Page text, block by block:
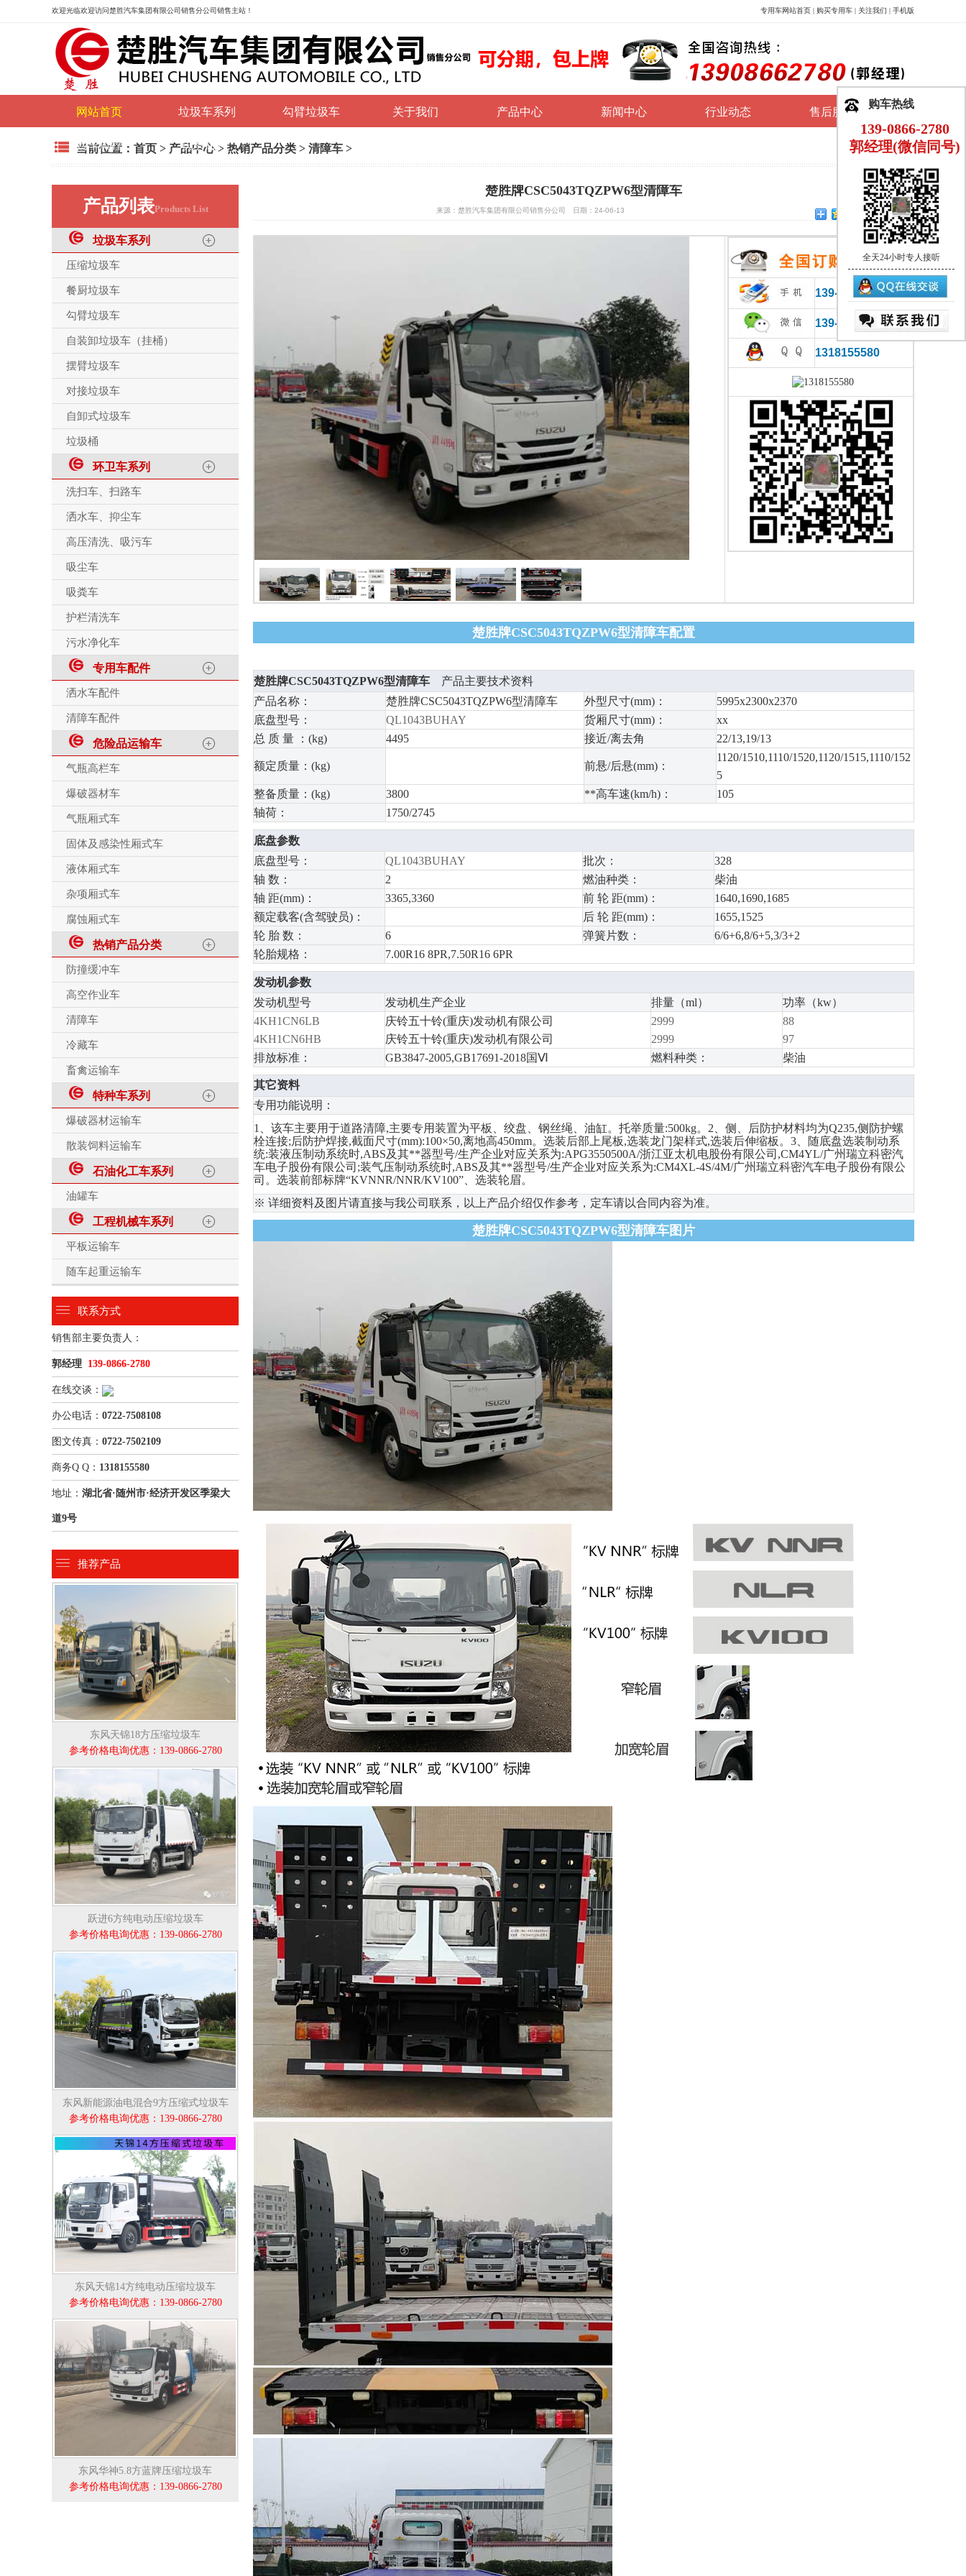
欢迎光临欢迎访问楚胜汽车集团有限公司销售分公司销售主站！ 专用车网站首页 | 购买专用车 | 关注我们 | 手机版
网站首页 垃圾车系列 勾臂垃圾车 关于我们 产品中心 新闻中心 行业动态 售后服务
购车流程 联系我们
当前位置： 首页 > 产品中心> 热销产品分类 > 清障车 >
产品列表Products List
垃圾车系列
压缩垃圾车
餐厨垃圾车
勾臂垃圾车
自装卸垃圾车（挂桶）
摆臂垃圾车
对接垃圾车
自卸式垃圾车
垃圾桶
环卫车系列
洗扫车、扫路车
洒水车、抑尘车
高压清洗、吸污车
吸尘车
吸粪车
护栏清洗车
污水净化车
专用车配件
洒水车配件
清障车配件
危险品运输车
气瓶高栏车
爆破器材车
气瓶厢式车
固体及感染性厢式车
液体厢式车
杂项厢式车
腐蚀厢式车
热销产品分类
防撞缓冲车
高空作业车
清障车
冷藏车
畜禽运输车
特种车系列
爆破器材运输车
散装饲料运输车
石油化工车系列
油罐车
工程机械车系列
平板运输车
随车起重运输车
联系方式
销售部主要负责人：
郭经理 139-0866-2780
在线交谈：
办公电话： 0722-7508108
图文传真： 0722-7502109
商务Q Q： 1318155580
地址： 湖北省·随州市·经济开发区季梁大
道9号
推荐产品
东风天锦18方压缩垃圾车
参考价格电询优惠：139-0866-2780
跃进6方纯电动压缩垃圾车
参考价格电询优惠：139-0866-2780
东风新能源油电混合9方压缩式垃圾车
参考价格电询优惠：139-0866-2780
东风天锦14方纯电动压缩垃圾车
参考价格电询优惠：139-0866-2780
东风华神5.8方蓝牌压缩垃圾车
参考价格电询优惠：139-0866-2780
楚胜牌CSC5043TQZPW6型清障车
来源：楚胜汽车集团有限公司销售分公司 日期：24-06-13
139-0866-2780
139-0866-2780
1318155580
楚胜牌CSC5043TQZPW6型清障车配置
楚胜牌CSC5043TQZPW6型清障车 产品主要技术资料
产品名称：
楚胜牌CSC5043TQZPW6型清障车 外型尺寸(mm)：
5995x2300x2370
底盘型号：
QL1043BUHAY 货厢尺寸(mm)：
xx
总 质 量 ：(kg)
4495 接近/离去角 22/13,19/13
额定质量：(kg) 前悬/后悬(mm)：
1120/1510,1110/1520,1120/1515,1110/152
5
整备质量：(kg)
3800 **高车速(km/h)：
105
轴荷：
1750/2745
底盘参数
底盘型号：
QL1043BUHAY 批次：
328
轴 数：
2 燃油种类：
柴油
轴 距(mm)：
3365,3360 前 轮 距(mm)：
1640,1690,1685
额定载客(含驾驶员)：
后 轮 距(mm)：
1655,1525
轮 胎 数：
6 弹簧片数：
6/6+6,8/6+5,3/3+2
轮胎规格：
7.00R16 8PR,7.50R16 6PR
发动机参数
发动机型号
发动机生产企业 排量（ml）
功率（kw）
4KH1CN6LB
4KH1CN6HB
庆铃五十铃(重庆)发动机有限公司
庆铃五十铃(重庆)发动机有限公司
2999
2999
88
97
排放标准：
GB3847-2005,GB17691-2018国Ⅵ 燃料种类： 柴油
其它资料
专用功能说明：
1、该车主要用于道路清障,主要专用装置为平板、绞盘、钢丝绳、油缸。托举质量:500kg。2、侧、后防护材料均为Q235,侧防护螺
栓连接;后防护焊接,截面尺寸(mm):100×50,离地高450mm。选装后部上尾板,选装龙门架样式,选装后伸缩板。3、随底盘选装制动系
统:装液压制动系统时,ABS及其**器型号/生产企业对应关系为:APG3550500A/浙江亚太机电股份有限公司,CM4YL/广州瑞立科密汽
车电子股份有限公司;装气压制动系统时,ABS及其**器型号/生产企业对应关系为:CM4XL-4S/4M/广州瑞立科密汽车电子股份有限公
司。选装前部标牌“KVNNR/NNR/KV100”、选装轮眉。
※ 详细资料及图片请直接与我公司联系，以上产品介绍仅作参考，定车请以合同内容为准。
楚胜牌CSC5043TQZPW6型清障车图片
购车热线
139-0866-2780
郭经理(微信同号)
全天24小时专人接听